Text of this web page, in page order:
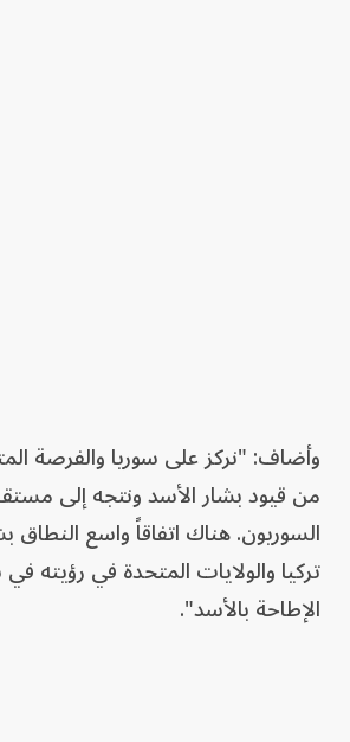
وأضاف: "نركز على سوريا والفرصة
من قيود بشار الأسد ونتجه إلى
السوريون. هناك اتفاقاً واسع
تركيا والولايات المتحدة في رؤيته
الإطاحة بالأسد".